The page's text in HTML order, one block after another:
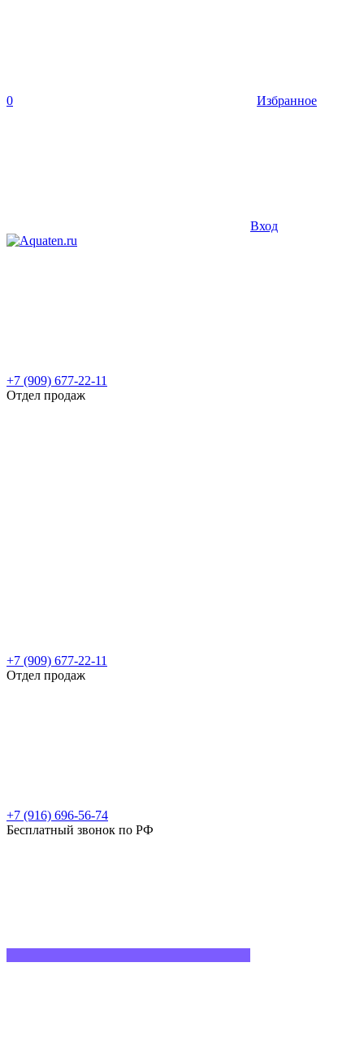
0 Избранное
Вход
+7 (909) 677-22-11
Отдел продаж
+7 (909) 677-22-11
Отдел продаж
+7 (916) 696-56-74
Бесплатный звонок по РФ